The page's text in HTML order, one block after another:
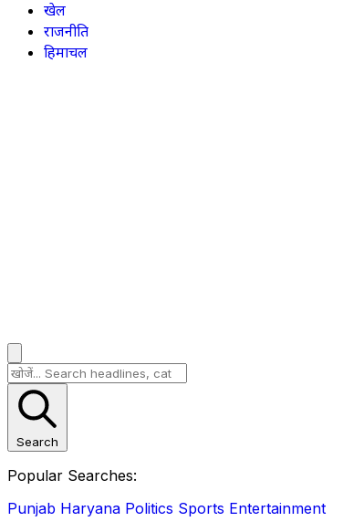
खेल
राजनीति
हिमाचल
Search
Popular Searches:
Punjab Haryana Politics Sports Entertainment